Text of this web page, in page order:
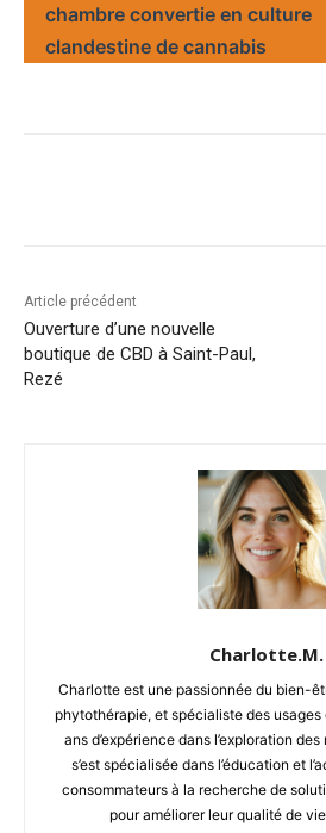
chambre convertie en culture
clandestine de cannabis
Article précédent
Ouverture d’une nouvelle
boutique de CBD à Saint-Paul,
Rezé
Charlotte.M.
Charlotte est une passionnée du bien-
phytothérapie, et spécialiste des usages
ans d’expérience dans l’exploration
s’est spécialisée dans l’éducation et
consommateurs à la recherche de
pour améliorer leur qualité de